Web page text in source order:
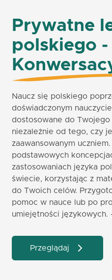
Prywatne
polskiego -
Naucz się polskiego
doświadczonym
dostosowane do
niezależnie od tego, czy
zaawansowanym
podstawowych
zastosowaniach języka
świecie, korzystając z
do Twoich celów.
pomoc w nauce lub po
umiejętności językowych.
Przeglądaj